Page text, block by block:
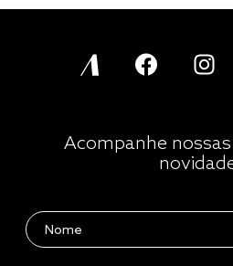
Acompanhe